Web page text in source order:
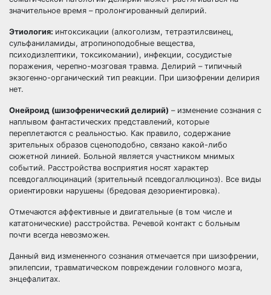
значительное время – пролонгированный делирий.
Этиология: интоксикации (алкоголизм, тетраэтилсвинец,
сульфаниламиды, атропиноподобные вещества,
психодизлептики, токсикомании), инфекции, сосудистые
поражения, черепно-мозговая травма. Делирий – типичный
экзогенно-органический тип реакции. При шизофрении делирия
нет.
Онейроид (шизофренический делирий) – изменение сознания с
наплывом фантастических представлений, которые
переплетаются с реальностью. Как правило, содержание
зрительных образов сценоподобно, связано какой-либо
сюжетной линией. Больной является участником мнимых
событий. Расстройства восприятия носят характер
псевдогаллюцинаций (зрительный псевдогаллюциноз). Все виды
ориентировки нарушены (бредовая дезориентировка).
Отмечаются аффективные и двигательные (в том числе и
кататонические) расстройства. Речевой контакт с больным
почти всегда невозможен.
Данный вид измененного сознания отмечается при шизофрении,
эпилепсии, травматическом повреждении головного мозга,
энцефалитах.